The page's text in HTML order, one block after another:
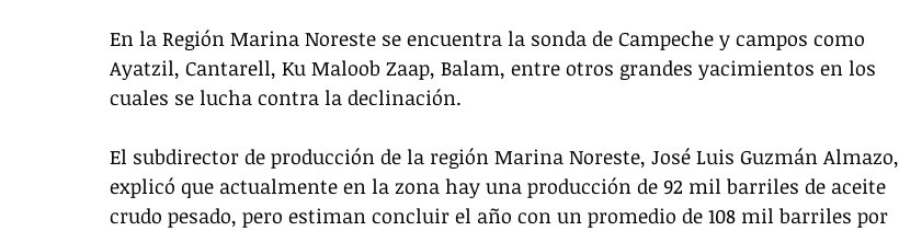
En la Región Marina Noreste se encuentra la sonda de Campeche y campos como
Ayatzil, Cantarell, Ku Maloob Zaap, Balam, entre otros grandes yacimientos en los
cuales se lucha contra la declinación.
El subdirector de producción de la región Marina Noreste, José Luis Guzmán Almazo,
explicó que actualmente en la zona hay una producción de 92 mil barriles de aceite
crudo pesado, pero estiman concluir el año con un promedio de 108 mil barriles por